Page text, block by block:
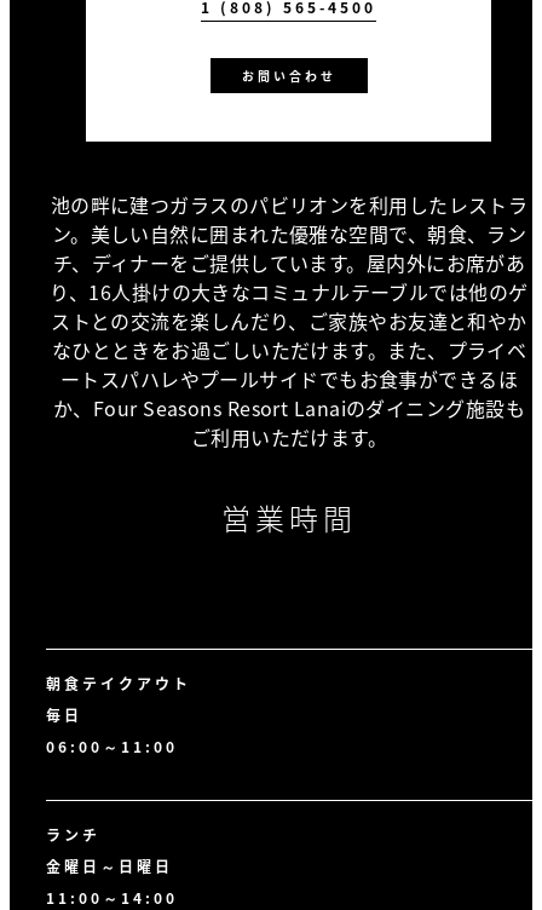
1 (808) 565-4500
お問い合わせ
池の畔に建つガラスのパビリオンを利用したレストラ
ン。美しい自然に囲まれた優雅な空間で、朝食、ラン
チ、ディナーをご提供しています。屋内外にお席があ
り、16人掛けの大きなコミュナルテーブルでは他のゲ
ストとの交流を楽しんだり、ご家族やお友達と和やか
なひとときをお過ごしいただけます。また、プライベ
ートスパハレやプールサイドでもお食事ができるほ
か、Four Seasons Resort Lanaiのダイニング施設も
ご利用いただけます。
営業時間
朝食テイクアウト
毎日
06:00～11:00
ランチ
金曜日～日曜日
11:00～14:00